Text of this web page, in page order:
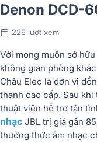
Denon DCD-
226 lượt xem
Với mong muốn sở hữu
không gian phòng
Châu Elec là đơn vị
thanh cao cấp. Sau khi
thuật viên hỗ trợ tận
nhạc JBL trị giá gần 85
thưởng thức âm nhạc